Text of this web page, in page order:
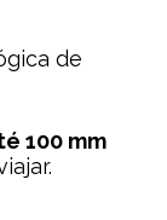
de
100 mm